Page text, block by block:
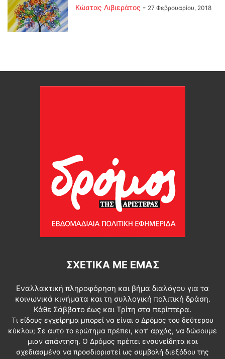
Κώστας Λιβιεράτος - 27 Φεβρουαρίου, 2018
ΣΧΕΤΙΚΆ ΜΕ ΕΜΆΣ
Εναλλακτική πληροφόρηση και βήμα διαλόγου για τα
κοινωνικά κινήματα και τη συλλογική πολιτική δράση.
Κάθε Σάββατο έως και Τρίτη στα περίπτερα.
Τι είδους εγχείρημα μπορεί να είναι ο Δρόμος του δεύτερου
κύκλου; Σε αυτό το ερώτημα πρέπει, κατ’ αρχάς, να δώσουμε
μιαν απάντηση. Ο Δρόμος πρέπει ενσυνείδητα και
σχεδιασμένα να προσδιοριστεί ως συμβολή διεξόδου της